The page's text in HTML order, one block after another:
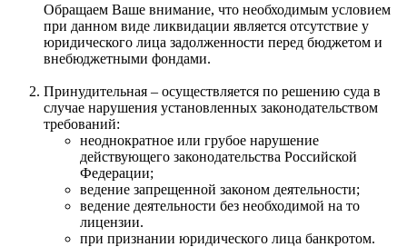
Обращаем Ваше внимание, что необходимым условием
при данном виде ликвидации является отсутствие у
юридического лица задолженности перед бюджетом и
внебюджетными фондами.
Принудительная – осуществляется по решению суда в
случае нарушения установленных законодательством
требований:
неоднократное или грубое нарушение
действующего законодательства Российской
Федерации;
ведение запрещенной законом деятельности;
ведение деятельности без необходимой на то
лицензии.
при признании юридического лица банкротом.